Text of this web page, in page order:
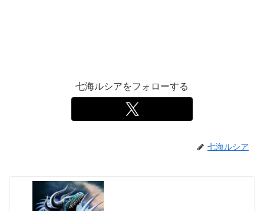
七海ルシアをフォローする
七海ルシア